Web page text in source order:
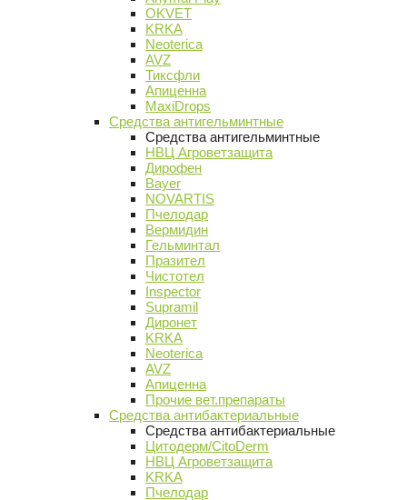
OKVET
KRKA
Neoterica
AVZ
Тиксфли
Апиценна
MaxiDrops
Средства антигельминтные
Средства антигельминтные
НВЦ Агроветзащита
Дирофен
Bayer
NOVARTIS
Пчелодар
Вермидин
Гельминтал
Празител
Чистотел
Inspector
Supramil
Диронет
KRKA
Neoterica
AVZ
Апиценна
Прочие вет.препараты
Средства антибактериальные
Средства антибактериальные
Цитодерм/CitoDerm
НВЦ Агроветзащита
KRKA
Пчелодар